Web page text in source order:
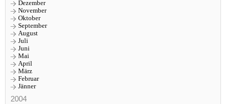
Dezember
November
Oktober
September
August
Juli
Juni
Mai
April
März
Februar
Jänner
2004